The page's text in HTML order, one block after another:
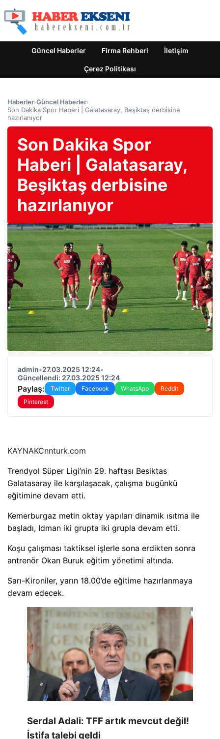
Güncel Haberler Firma Rehberi İletişim
Çerez Politikası
Haberler›Güncel Haberler›
Son Dakika Spor Haberi | Galatasaray, Beşiktaş derbisine
hazırlanıyor
Son Dakika Spor
Haberi | Galatasaray,
Beşiktaş derbisine
hazırlanıyor
admin•27.03.2025 12:24•
Güncellendi: 27.03.2025 12:24
Paylaş: Twitter Facebook WhatsApp
Reddit
Pinterest
KAYNAKCnnturk.com
Trendyol Süper Ligi’nin 29. haftası Besiktas
Galatasaray ile karşılaşacak, çalışma bugünkü
eğitimine devam etti.
Kemerburgaz metin oktay yapıları dinamik ısıtma ile
başladı, Idman iki grupta iki grupla devam etti.
Koşu çalışması taktiksel işlerle sona erdikten sonra
antrenör Okan Buruk eğitim yönetimi altında.
Sarı-Kironiler, yarın 18.00’de eğitime hazırlanmaya
devam edecek.
Serdal Adali: TFF artık mevcut değil!
İstifa talebi geldi